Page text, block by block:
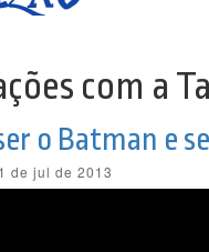
com a
o Batman e
de jul de 2013